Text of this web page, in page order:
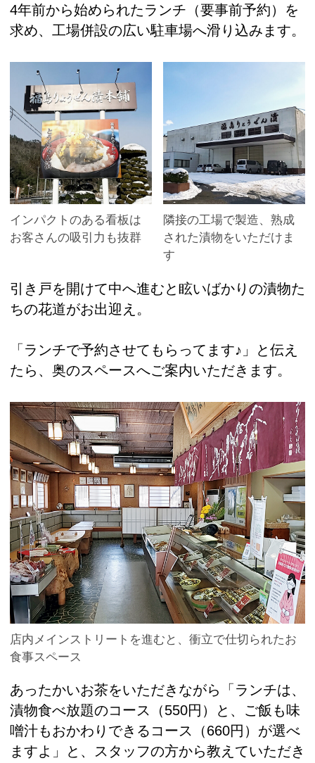
4年前から始められたランチ（要事前予約）を
求め、工場併設の広い駐車場へ滑り込みます。
インパクトのある看板は
お客さんの吸引力も抜群
隣接の工場で製造、熟成
された漬物をいただけま
す
引き戸を開けて中へ進むと眩いばかりの漬物た
ちの花道がお出迎え。
「ランチで予約させてもらってます♪」と伝え
たら、奥のスペースへご案内いただきます。
店内メインストリートを進むと、衝立で仕切られたお
食事スペース
あったかいお茶をいただきながら「ランチは、
漬物食べ放題のコース（550円）と、ご飯も味
噌汁もおかわりできるコース（660円）が選べ
ますよ」と、スタッフの方から教えていただき